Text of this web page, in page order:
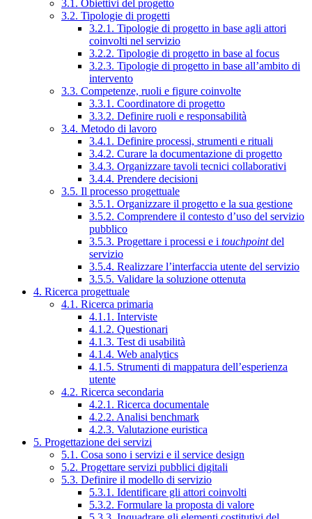
3.1. Obiettivi del progetto
3.2. Tipologie di progetti
3.2.1. Tipologie di progetto in base agli attori
coinvolti nel servizio
3.2.2. Tipologie di progetto in base al focus
3.2.3. Tipologie di progetto in base all’ambito di
intervento
3.3. Competenze, ruoli e figure coinvolte
3.3.1. Coordinatore di progetto
3.3.2. Definire ruoli e responsabilità
3.4. Metodo di lavoro
3.4.1. Definire processi, strumenti e rituali
3.4.2. Curare la documentazione di progetto
3.4.3. Organizzare tavoli tecnici collaborativi
3.4.4. Prendere decisioni
3.5. Il processo progettuale
3.5.1. Organizzare il progetto e la sua gestione
3.5.2. Comprendere il contesto d’uso del servizio
pubblico
3.5.3. Progettare i processi e i touchpointdel
servizio
3.5.4. Realizzare l’interfaccia utente del servizio
3.5.5. Validare la soluzione ottenuta
4. Ricerca progettuale
4.1. Ricerca primaria
4.1.1. Interviste
4.1.2. Questionari
4.1.3. Test di usabilità
4.1.4. Web analytics
4.1.5. Strumenti di mappatura dell’esperienza
utente
4.2. Ricerca secondaria
4.2.1. Ricerca documentale
4.2.2. Analisi benchmark
4.2.3. Valutazione euristica
5. Progettazione dei servizi
5.1. Cosa sono i servizi e il service design
5.2. Progettare servizi pubblici digitali
5.3. Definire il modello di servizio
5.3.1. Identificare gli attori coinvolti
5.3.2. Formulare la proposta di valore